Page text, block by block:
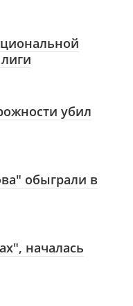
убил
обыграли в
началась